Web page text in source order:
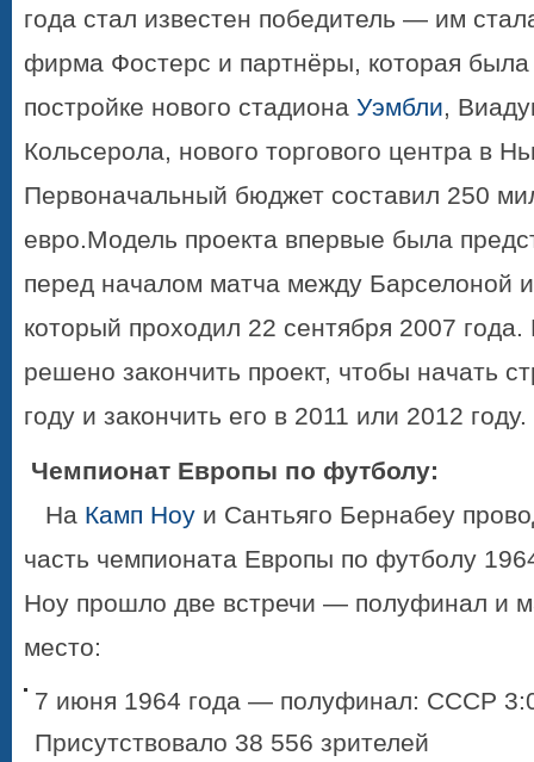
года стал известен победитель — им
фирма Фостерс и партнёры, которая была
постройке нового стадиона Уэмбли,
Кольсерола, нового торгового центра в
Первоначальный бюджет составил 250
евро.Модель проекта впервые была
перед началом матча между Барселоной
который проходил 22 сентября 2007
решено закончить проект, чтобы начать
году и закончить его в 2011 или 2012 году.
Чемпионат Европы по футболу:
На Камп Ноу и Сантьяго Бернабеу
часть чемпионата Европы по футболу
Ноу прошло две встречи — полуфинал и
место:
7 июня 1964 года — полуфинал: СССР
Присутствовало 38 556 зрителей